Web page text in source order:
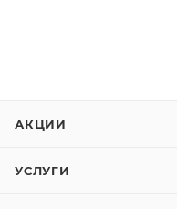
АКЦИИ
УСЛУГИ